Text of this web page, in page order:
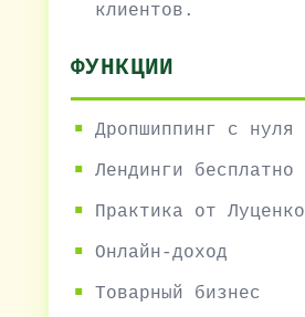
клиентов.
ФУНКЦИИ
Дропшиппинг с нуля
Лендинги бесплатно
Практика от Луценко
Онлайн-доход
Товарный бизнес